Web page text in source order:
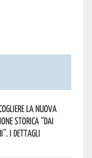
la nuova
storica “Dai
I dettagli